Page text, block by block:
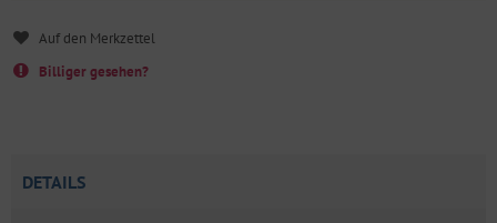
Billiger gesehen?
DETAILS